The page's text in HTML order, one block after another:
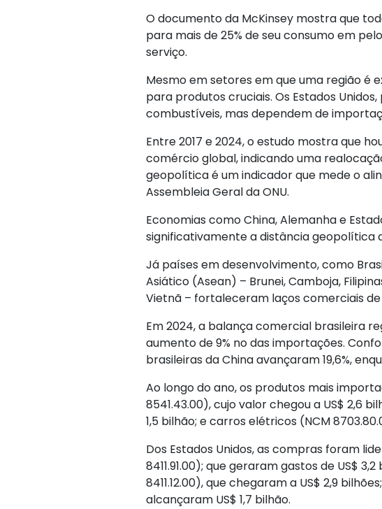
O documento da McKinsey mostra que
para mais de 25% de seu consumo em
serviço.
Mesmo em setores em que uma região é
para produtos cruciais. Os Estados
combustíveis, mas dependem de
Entre 2017 e 2024, o estudo mostra que
comércio global, indicando uma
geopolítica é um indicador que mede o
Assembleia Geral da ONU.
Economias como China, Alemanha e
significativamente a distância geopolítica
Já países em desenvolvimento, como
Asiático (Asean) – Brunei, Camboja,
Vietnã – fortaleceram laços comerciais
Em 2024, a balança comercial brasileira
aumento de 9% no das importações.
brasileiras da China avançaram 19,6%,
Ao longo do ano, os produtos mais
8541.43.00), cujo valor chegou a US$ 2,6
1,5 bilhão; e carros elétricos (NCM
Dos Estados Unidos, as compras foram
8411.91.00); que geraram gastos de US$
8411.12.00), que chegaram a US$ 2,9
alcançaram US$ 1,7 bilhão.